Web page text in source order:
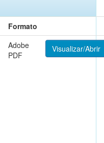
Formato
Adobe
PDF
Visualizar/Abrir